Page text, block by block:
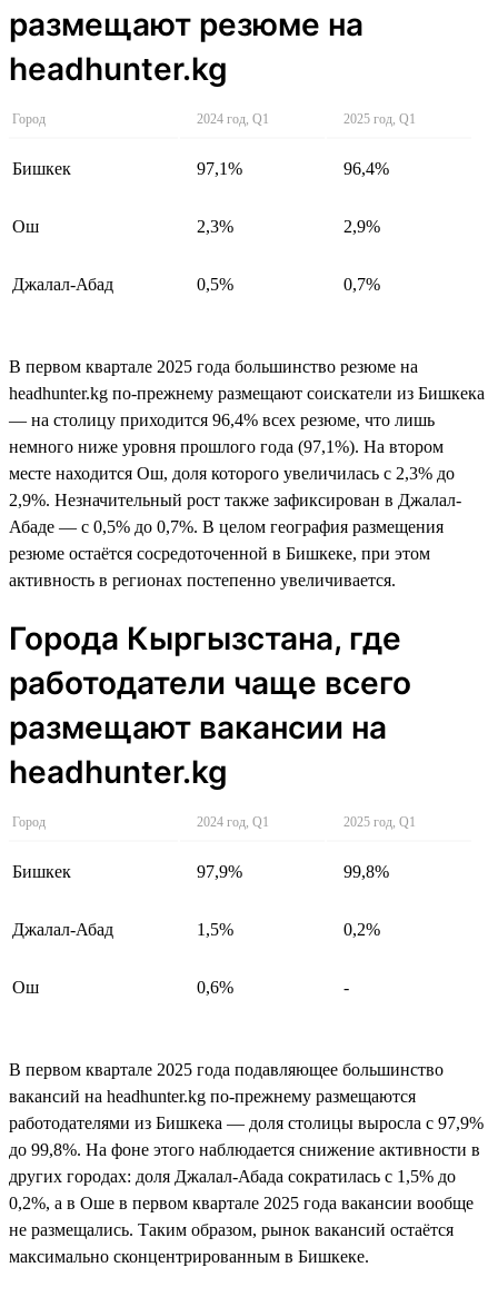
размещают резюме на
headhunter.kg
Город 2024 год, Q1 2025 год, Q1
Бишкек 97,1% 96,4%
Ош 2,3% 2,9%
Джалал-Абад 0,5% 0,7%
В первом квартале 2025 года большинство резюме на
headhunter.kg по-прежнему размещают соискатели из Бишкека
— на столицу приходится 96,4% всех резюме, что лишь
немного ниже уровня прошлого года (97,1%). На втором
месте находится Ош, доля которого увеличилась с 2,3% до
2,9%. Незначительный рост также зафиксирован в Джалал-
Абаде — с 0,5% до 0,7%. В целом география размещения
резюме остаётся сосредоточенной в Бишкеке, при этом
активность в регионах постепенно увеличивается.
Города Кыргызстана, где
работодатели чаще всего
размещают вакансии на
headhunter.kg
Город 2024 год, Q1 2025 год, Q1
Бишкек 97,9% 99,8%
Джалал-Абад 1,5% 0,2%
Ош 0,6% -
В первом квартале 2025 года подавляющее большинство
вакансий на headhunter.kg по-прежнему размещаются
работодателями из Бишкека — доля столицы выросла с 97,9%
до 99,8%. На фоне этого наблюдается снижение активности в
других городах: доля Джалал-Абада сократилась с 1,5% до
0,2%, а в Оше в первом квартале 2025 года вакансии вообще
не размещались. Таким образом, рынок вакансий остаётся
максимально сконцентрированным в Бишкеке.